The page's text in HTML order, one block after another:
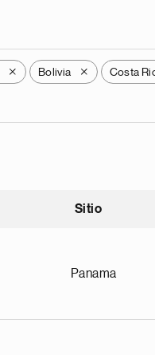
X Bolivia X Costa
Sitio
Panama